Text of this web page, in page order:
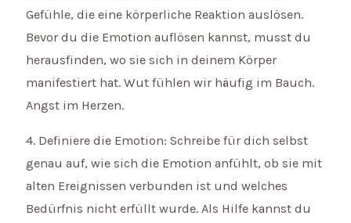
Gefühle, die eine körperliche Reaktion auslösen.
Bevor du die Emotion auflösen kannst, musst du
herausfinden, wo sie sich in deinem Körper
manifestiert hat. Wut fühlen wir häufig im Bauch.
Angst im Herzen.
4. Definiere die Emotion: Schreibe für dich selbst
genau auf, wie sich die Emotion anfühlt, ob sie mit
alten Ereignissen verbunden ist und welches
Bedürfnis nicht erfüllt wurde. Als Hilfe kannst du